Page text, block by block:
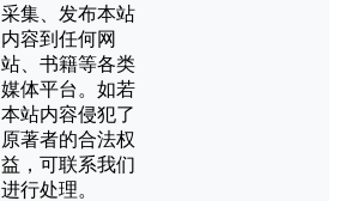
采集、发布本站
内容到任何网
站、书籍等各类
媒体平台。如若
本站内容侵犯了
原著者的合法权
益，可联系我们
进行处理。